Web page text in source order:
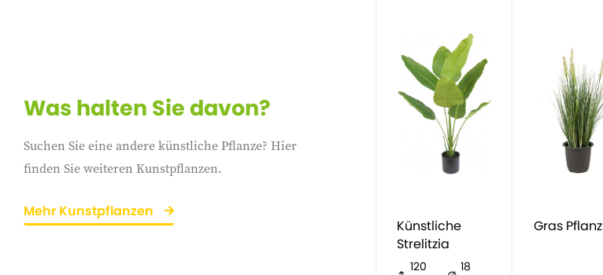
Was halten Sie davon?
Suchen Sie eine andere künstliche Pflanze? Hier
finden Sie weiteren Kunstpflanzen.
Mehr Kunstpflanzen
Künstliche
Strelitzia
120
18
Gras Pflanz